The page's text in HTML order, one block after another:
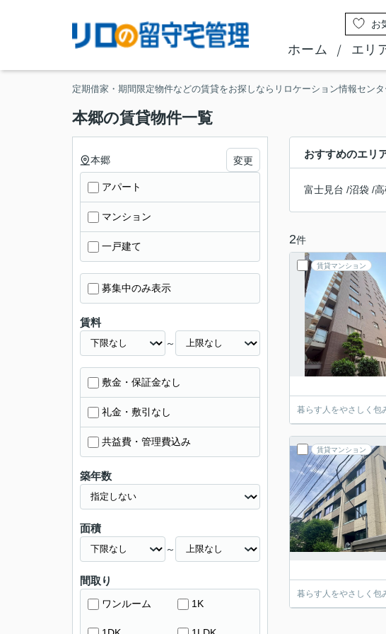
お
ホーム エリ
定期借家・期間限定物件などの賃貸をお探しならリロケーション情報センタ
本郷の賃貸物件一覧
おすすめのエリ
富士見台 /沼袋 /
2件
賃貸マンション
暮らす人をやさしく包
賃貸マンション
暮らす人をやさしく包
本郷 変更
アパート
マンション
一戸建て
募集中のみ表示
賃料
～
敷金・保証金なし
礼金・敷引なし
共益費・管理費込み
築年数
面積
～
間取り
ワンルーム 1K